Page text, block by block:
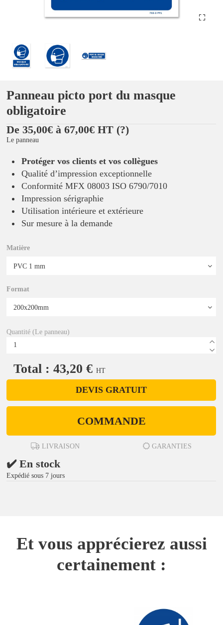
Panneau picto port du masque
obligatoire
De 35,00€ à 67,00€ HT (?)
Le panneau
Protéger vos clients et vos collègues
Qualité d’impression exceptionnelle
Conformité MFX 08003 ISO 6790/7010
Impression sérigraphie
Utilisation intérieure et extérieure
Sur mesure à la demande
Matière
Format
Quantité (Le panneau)
Total : 43,20 € HT
DEVIS GRATUIT
COMMANDE
LIVRAISON GARANTIES
✔️ En stock
Expédié sous 7 jours
Et vous apprécierez aussi
certainement :